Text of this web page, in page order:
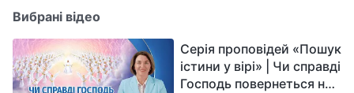
Вибрані відео
Серія проповідей «Пошук
істини у вірі» | Чи справді
Господь повернеться на